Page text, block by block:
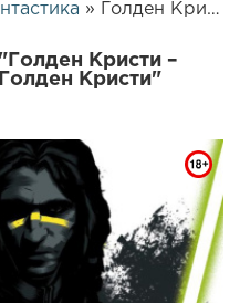
» Голден Кристи – Ученик тьмы | 25978
Кристи –
Кристи"